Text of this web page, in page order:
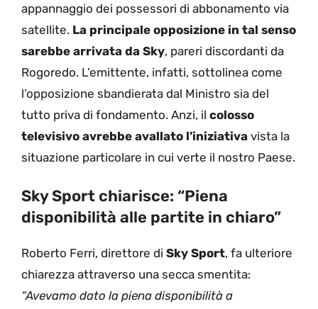
appannaggio dei possessori di abbonamento via
satellite. La principale opposizione in tal senso
sarebbe arrivata da Sky, pareri discordanti da
Rogoredo. L’emittente, infatti, sottolinea come
l’opposizione sbandierata dal Ministro sia del
tutto priva di fondamento. Anzi, il colosso
televisivo avrebbe avallato l’iniziativa vista la
situazione particolare in cui verte il nostro Paese.
Sky Sport chiarisce: “Piena
disponibilità alle partite in chiaro”
Roberto Ferri, direttore di Sky Sport, fa ulteriore
chiarezza attraverso una secca smentita:
“Avevamo dato la piena disponibilità a